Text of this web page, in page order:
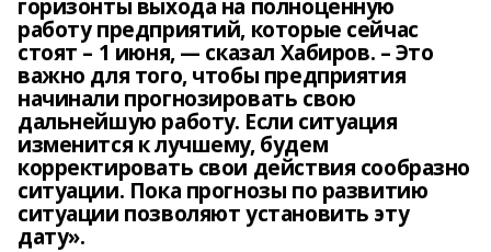
горизонты выхода на полноценную
работу предприятий, которые сейчас
стоят – 1 июня, — сказал Хабиров. – Это
важно для того, чтобы предприятия
начинали прогнозировать свою
дальнейшую работу. Если ситуация
изменится к лучшему, будем
корректировать свои действия сообразно
ситуации. Пока прогнозы по развитию
ситуации позволяют установить эту
дату».